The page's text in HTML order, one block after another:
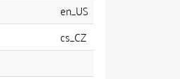
en_US
cs_CZ